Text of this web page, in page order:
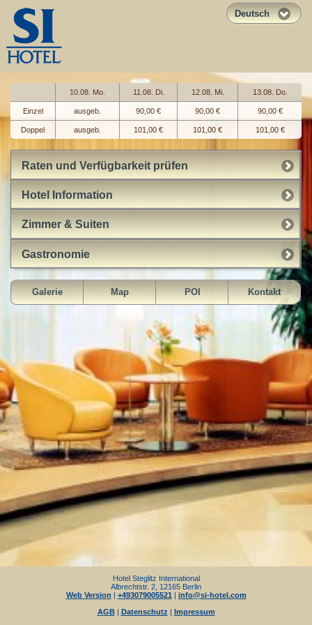
Deutsch
10.08. Mo. 11.08. Di. 12.08. Mi. 13.08. Do.
Einzel ausgeb. 90,00 € 90,00 € 90,00 €
Doppel ausgeb. 101,00 € 101,00 € 101,00 €
Raten und Verfügbarkeit prüfen
Hotel Information
Zimmer & Suiten
Gastronomie
Galerie Map POI Kontakt
Hotel Steglitz International
Albrechtstr. 2, 12165 Berlin
Web Version | +493079005521 | info@si-hotel.com
AGB| Datenschutz | Impressum